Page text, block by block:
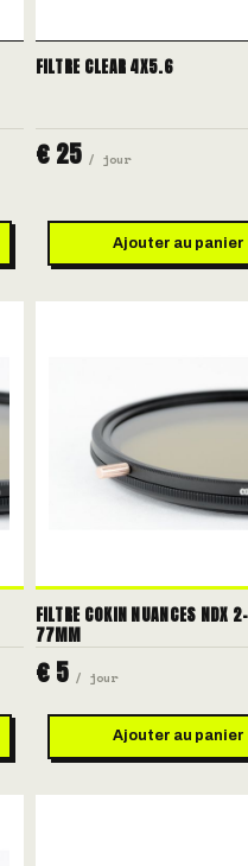
FILTRE CLEAR 4X5.6
€ 25 / jour
Ajouter au panier
FILTRE COKIN NUANCES NDX
77MM
€ 5 / jour
Ajouter au panier